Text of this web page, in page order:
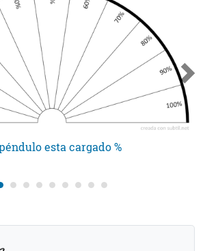
esta cargado %